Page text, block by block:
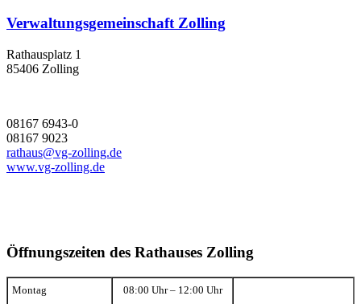
Verwaltungsgemeinschaft Zolling
Rathausplatz 1
85406 Zolling
08167 6943-0
08167 9023
rathaus@vg-zolling.de
www.vg-zolling.de
Öffnungszeiten des Rathauses Zolling
Montag 08:00 Uhr – 12:00 Uhr